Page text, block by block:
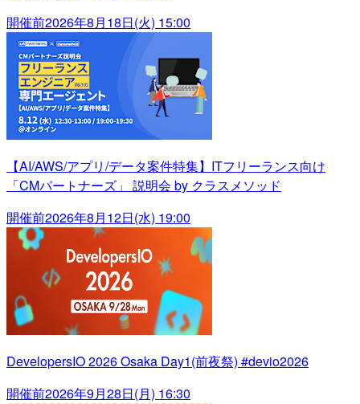
開催前2026年8月18日(火) 15:00
【AI/AWS/アプリ/データ案件特集】ITフリーランス向け
「CMパートナーズ」 説明会 by クラスメソッド
開催前2026年8月12日(水) 19:00
DevelopersIO 2026 Osaka Day1(前夜祭) #devio2026
開催前2026年9月28日(月) 16:30